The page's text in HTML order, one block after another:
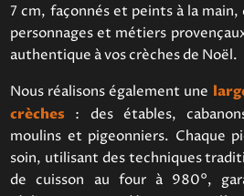
7 cm, façonnés et peints à la
personnages et métiers
authentique à vos crèches de Noël.
Nous réalisons également une
crèches : des étables,
moulins et pigeonniers. Chaque
soin, utilisant des techniques
de cuisson au four à 980°,